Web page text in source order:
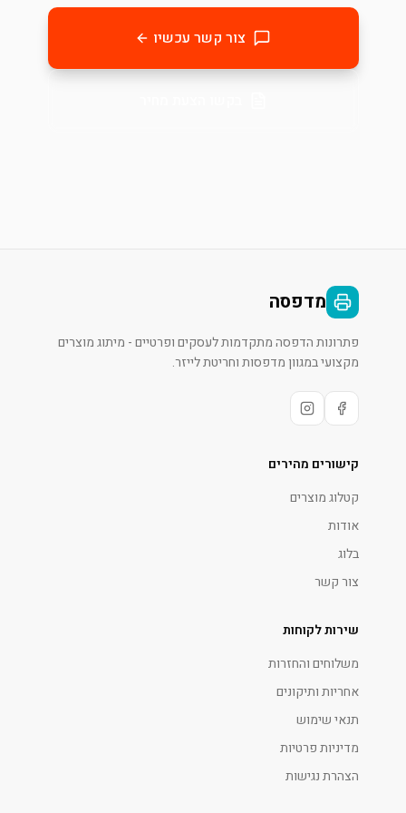
צור קשר עכשיו
מדפסה
פתרונות הדפסה מתקדמות לעסקים ופרטיים - מיתוג מוצרים
מקצועי במגוון מדפסות וחריטת לייזר.
קישורים מהירים
קטלוג מוצרים
אודות
בלוג
צור קשר
שירות לקוחות
משלוחים והחזרות
אחריות ותיקונים
תנאי שימוש
מדיניות פרטיות
הצהרת נגישות